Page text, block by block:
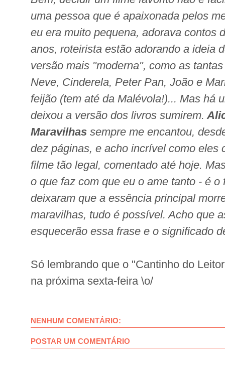
uma pessoa que é apaixonada pelos
eu era muito pequena, adorava contos
anos, roteirista estão adorando a ideia
versão mais "moderna", como as
Neve, Cinderela, Peter Pan, João e
feijão (tem até da Malévola!)... Mas há
deixou a versão dos livros sumirem.
Maravilhas sempre me encantou,
dez páginas, e acho incrível como eles
filme tão legal, comentado até hoje.
o que faz com que eu o ame tanto - é o
deixaram que a essência principal
maravilhas, tudo é possível. Acho que
esquecerão essa frase e o significado
Só lembrando que o "Cantinho do
na próxima sexta-feira \o/
NENHUM COMENTÁRIO:
POSTAR UM COMENTÁRIO